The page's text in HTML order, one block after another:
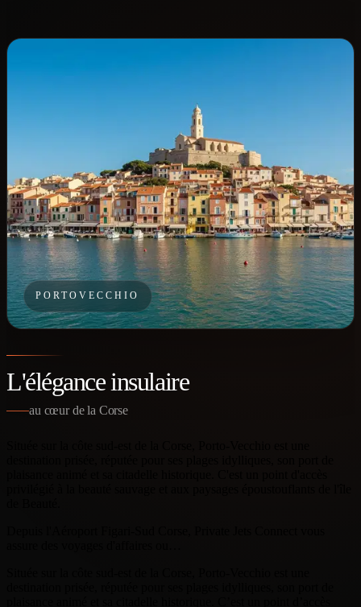
PORTOVECCHIO
L'élégance insulaire
au cœur de la Corse